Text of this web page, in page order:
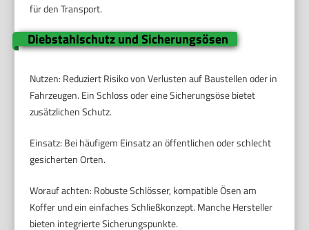
für den Transport.
Diebstahlschutz und Sicherungsösen
Nutzen: Reduziert Risiko von Verlusten auf Baustellen oder in
Fahrzeugen. Ein Schloss oder eine Sicherungsöse bietet
zusätzlichen Schutz.
Einsatz: Bei häufigem Einsatz an öffentlichen oder schlecht
gesicherten Orten.
Worauf achten: Robuste Schlösser, kompatible Ösen am
Koffer und ein einfaches Schließkonzept. Manche Hersteller
bieten integrierte Sicherungspunkte.